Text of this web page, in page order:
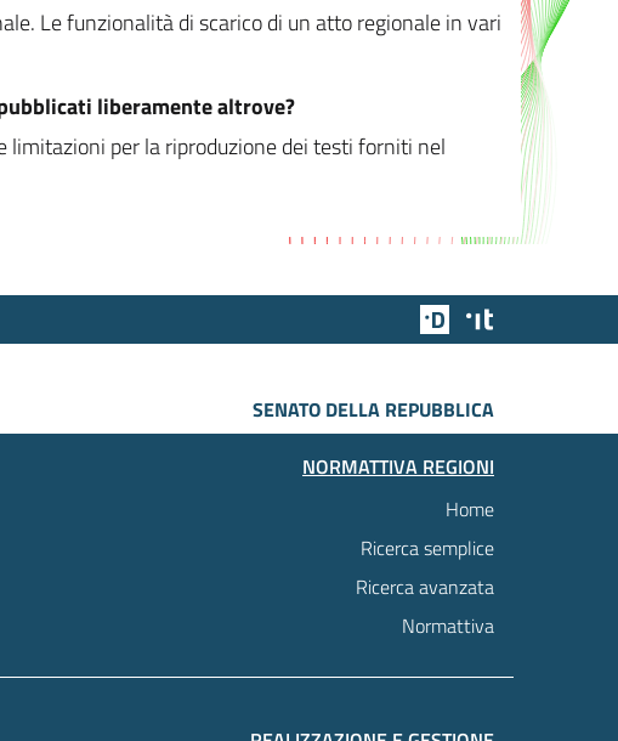
Le funzionalità di scarico di un atto regionale in vari
liberamente altrove?
per la riproduzione dei testi forniti nel
Team Digitale
SENATO DELLA REPUBBLICA
NORMATTIVA REGIONI
Home
Ricerca semplice
Ricerca avanzata
Normattiva